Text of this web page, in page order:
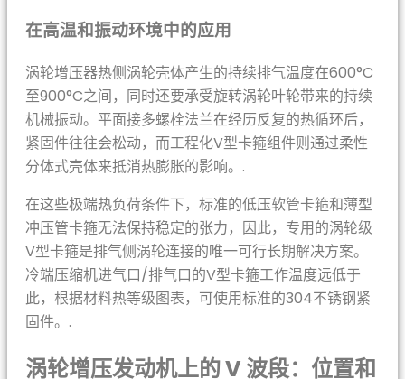
在高温和振动环境中的应用
涡轮增压器热侧涡轮壳体产生的持续排气温度在600°C
至900°C之间，同时还要承受旋转涡轮叶轮带来的持续
机械振动。平面接多螺栓法兰在经历反复的热循环后，
紧固件往往会松动，而工程化V型卡箍组件则通过柔性
分体式壳体来抵消热膨胀的影响。.
在这些极端热负荷条件下，标准的低压软管卡箍和薄型
冲压管卡箍无法保持稳定的张力，因此，专用的涡轮级
V型卡箍是排气侧涡轮连接的唯一可行长期解决方案。
冷端压缩机进气口/排气口的V型卡箍工作温度远低于
此，根据材料热等级图表，可使用标准的304不锈钢紧
固件。.
涡轮增压发动机上的 V 波段：位置和